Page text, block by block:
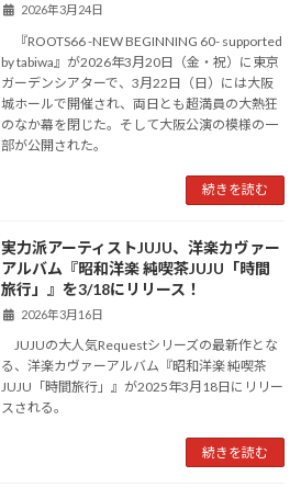
2026年3月24日
『ROOTS66 -NEW BEGINNING 60- supported
by tabiwa』が2026年3月20日（金・祝）に東京
ガーデンシアターで、3月22日（日）には大阪
城ホールで開催され、両日とも超満員の大熱狂
のなか幕を閉じた。そして大阪公演の模様の一
部が公開された。
続きを読む
実力派アーティストJUJU、洋楽カヴァー
アルバム『昭和洋楽 純喫茶JUJU「時間
旅行」』を3/18にリリース！
2026年3月16日
JUJUの大人気Requestシリーズの最新作とな
る、洋楽カヴァーアルバム『昭和洋楽 純喫茶
JUJU「時間旅行」』が2025年3月18日にリリー
スされる。
続きを読む